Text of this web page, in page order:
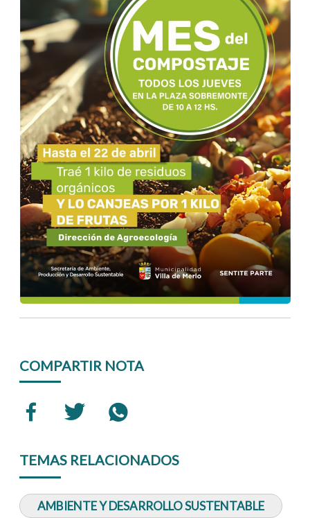
COMPARTIR NOTA
TEMAS RELACIONADOS
AMBIENTE Y DESARROLLO SUSTENTABLE